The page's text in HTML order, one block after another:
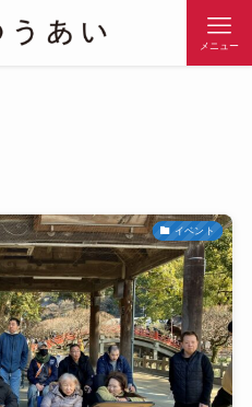
メニュー
イベント